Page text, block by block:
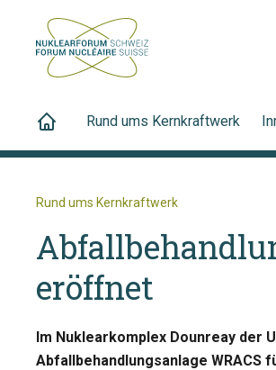
Rund ums Kernkraftwerk
Rund ums Kernkraftwerk
eröffnet
Im Nuklearkomplex Dounreay der
Abfallbehandlungsanlage